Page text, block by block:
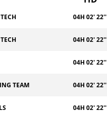
04H 02' 22''
04H 02' 22''
04H 02' 22''
TEAM 04H 02' 22''
04H 02' 22''